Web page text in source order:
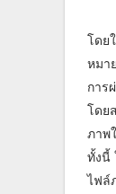
โดย
หมา
การ
โดย
ภาพ
ทั้งนี้
ไฟล์